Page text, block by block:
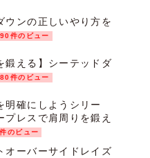
ウンの正しいやり方を
90件のビュー
鍛える】シーテッドダ
80件のビュー
明確にしようシリー
プレスで肩周りを鍛え
のビュー
オーバーサイドレイズ